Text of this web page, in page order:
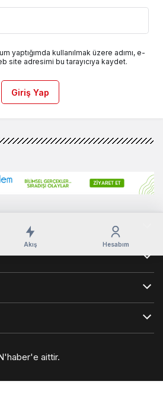
yaptığımda kullanılmak üzere adımı, e-
site adresimi bu tarayıcıya kaydet.
Giriş Yap
Akış Hesabım
aittir.